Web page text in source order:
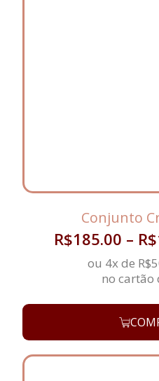
Conjunto
R$185.00 – R$
ou 4x de R$
no cartão